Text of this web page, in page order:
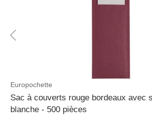
Europochette
Sac à couverts rouge bordeaux avec
blanche - 500 pièces